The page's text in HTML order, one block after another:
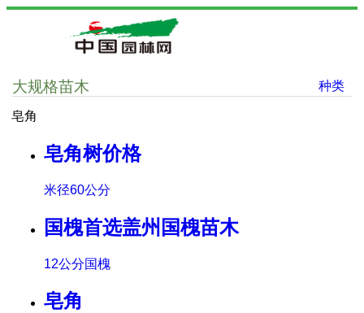
大规格苗木 种类
皂角
皂角树价格
米径60公分
国槐首选盖州国槐苗木
12公分国槐
皂角